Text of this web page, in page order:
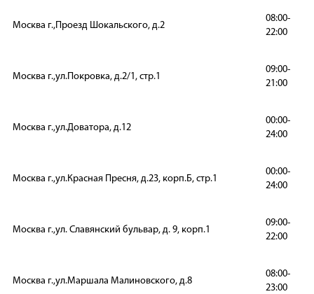
Москва г.,Проезд Шокальского, д.2
08:00-
22:00
Москва г.,ул.Покровка, д.2/1, стр.1
09:00-
21:00
Москва г.,ул.Доватора, д.12
00:00-
24:00
Москва г.,ул.Красная Пресня, д.23, корп.Б, стр.1
00:00-
24:00
Москва г.,ул. Славянский бульвар, д. 9, корп.1
09:00-
22:00
Москва г.,ул.Маршала Малиновского, д.8
08:00-
23:00